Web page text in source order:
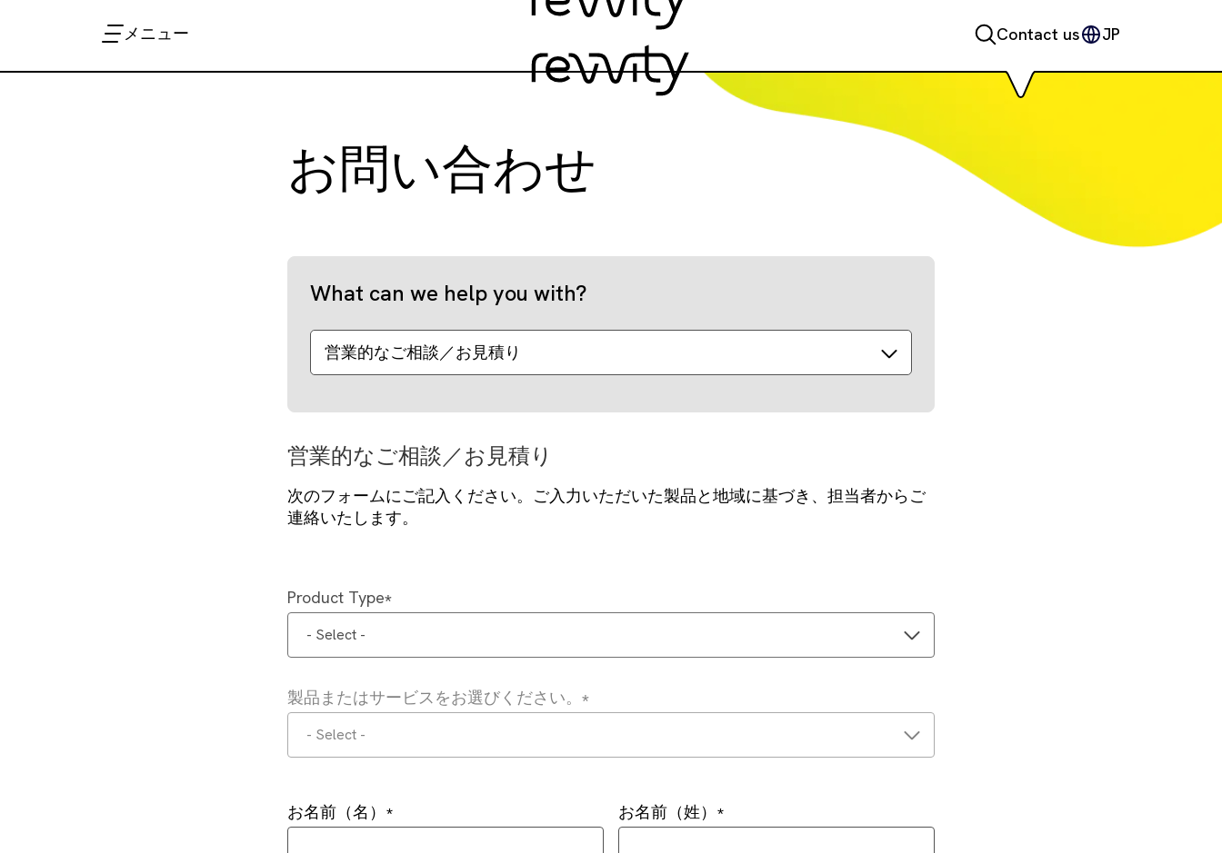
メニュー Contact us JP
お問い合わせ
What can we help you with?
営業的なご相談／お見積り
営業的なご相談／お見積り
次のフォームにご記入ください。ご入力いただいた製品と地域に基づき、担当者からご
連絡いたします。
Product Type
- Select -
製品またはサービスをお選びください。
- Select -
お名前（名） お名前（姓）